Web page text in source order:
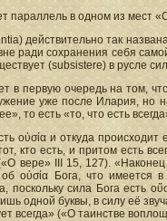
параллель в одном из мест
действительно так
ради сохранения себя
(subsistere) в русле
в первую очередь на том,
уже после Илария, но
то есть «то, что есть
οὐσία и откуда
кто есть, и притом есть
вере» III 15, 127).
об οὐσία Бога, что имеется
поскольку сила Бога есть
одной буквы, в силу её
всегда» («О таинстве